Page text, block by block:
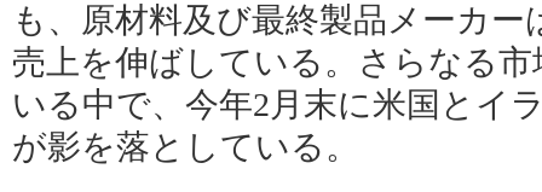
も、原材料及び最終製品メーカー
売上を伸ばしている。さらなる
いる中で、今年2月末に米国とイ
が影を落としている。